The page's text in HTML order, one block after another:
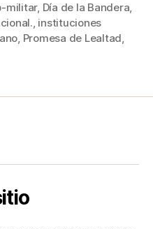
militar, Día de la Bandera,
, instituciones
, Promesa de Lealtad,